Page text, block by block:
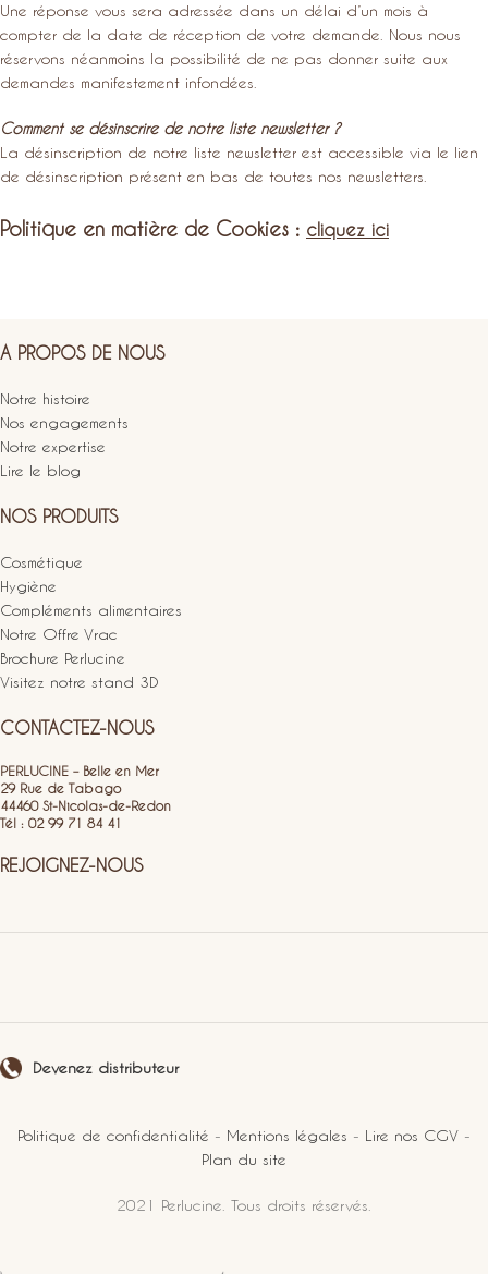
Une réponse vous sera adressée dans un délai d’un mois à
compter de la date de réception de votre demande. Nous nous
réservons néanmoins la possibilité de ne pas donner suite aux
demandes manifestement infondées.
Comment se désinscrire de notre liste newsletter ?
La désinscription de notre liste newsletter est accessible via le lien
de désinscription présent en bas de toutes nos newsletters.
Politique en matière de Cookies : cliquez ici
A PROPOS DE NOUS
Notre histoire
Nos engagements
Notre expertise
Lire le blog
NOS PRODUITS
Cosmétique
Hygiène
Compléments alimentaires
Notre Offre Vrac
Brochure Perlucine
Visitez notre stand 3D
CONTACTEZ-NOUS
PERLUCINE – Belle en Mer
29 Rue de Tabago
44460 St-Nicolas-de-Redon
Tél : 02 99 71 84 41
REJOIGNEZ-NOUS
Devenez distributeur
Politique de confidentialité - Mentions légales - Lire nos CGV -
Plan du site
2021 Perlucine. Tous droits réservés.